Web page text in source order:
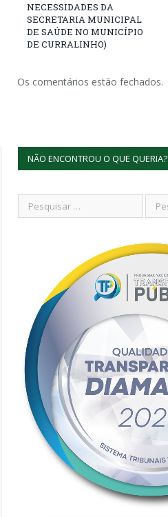
NECESSIDADES DA
SECRETARIA MUNICIPAL
DE SAÚDE NO MUNICÍPIO
DE CURRALINHO)
Os comentários estão fechados.
NÃO ENCONTROU O QUE QUERIA?